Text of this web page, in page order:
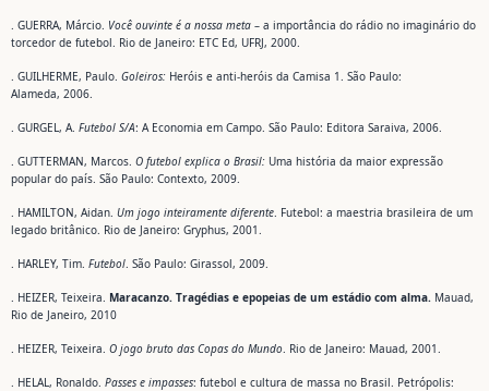
. GUERRA, Márcio. Você ouvinte é a nossa meta – a importância do rádio no imaginário do
torcedor de futebol. Rio de Janeiro: ETC Ed, UFRJ, 2000.
. GUILHERME, Paulo. Goleiros: Heróis e anti-heróis da Camisa 1. São Paulo:
Alameda, 2006.
. GURGEL, A. Futebol S/A: A Economia em Campo. São Paulo: Editora Saraiva, 2006.
. GUTTERMAN, Marcos. O futebol explica o Brasil: Uma história da maior expressão
popular do país. São Paulo: Contexto, 2009.
. HAMILTON, Aidan. Um jogo inteiramente diferente. Futebol: a maestria brasileira de um
legado britânico. Rio de Janeiro: Gryphus, 2001.
. HARLEY, Tim. Futebol. São Paulo: Girassol, 2009.
. HEIZER, Teixeira. Maracanzo. Tragédias e epopeias de um estádio com alma. Mauad,
Rio de Janeiro, 2010
. HEIZER, Teixeira. O jogo bruto das Copas do Mundo. Rio de Janeiro: Mauad, 2001.
. HELAL, Ronaldo. Passes e impasses: futebol e cultura de massa no Brasil. Petrópolis: